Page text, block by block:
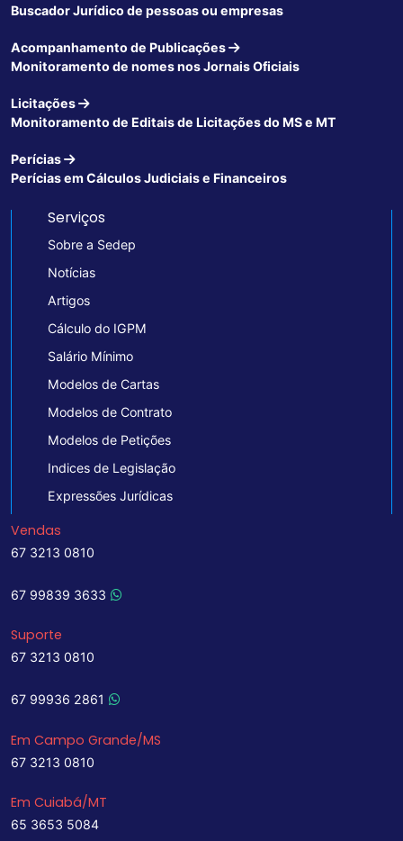
Buscador Jurídico de pessoas ou empresas
Acompanhamento de Publicações
Monitoramento de nomes nos Jornais Oficiais
Licitações
Monitoramento de Editais de Licitações do MS e MT
Perícias
Perícias em Cálculos Judiciais e Financeiros
Serviços
Sobre a Sedep
Notícias
Artigos
Cálculo do IGPM
Salário Mínimo
Modelos de Cartas
Modelos de Contrato
Modelos de Petições
Indices de Legislação
Expressões Jurídicas
Vendas
67 3213 0810
67 99839 3633
Suporte
67 3213 0810
67 99936 2861
Em Campo Grande/MS
67 3213 0810
Em Cuiabá/MT
65 3653 5084